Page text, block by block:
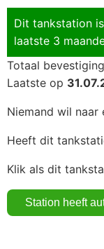
Dit tankstation
laatste 3
Totaal
Laatste op
Niemand wil naar
Heeft dit
Klik als dit